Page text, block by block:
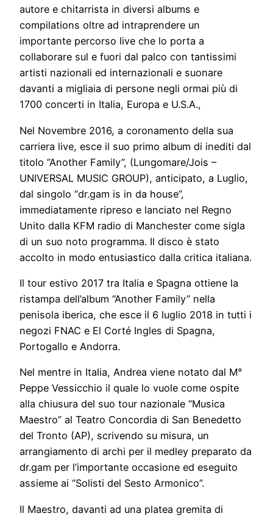
autore e chitarrista in diversi albums e
compilations oltre ad intraprendere un
importante percorso live che lo porta a
collaborare sul e fuori dal palco con tantissimi
artisti nazionali ed internazionali e suonare
davanti a migliaia di persone negli ormai più di
1700 concerti in Italia, Europa e U.S.A.,
Nel Novembre 2016, a coronamento della sua
carriera live, esce il suo primo album di inediti dal
titolo ”Another Family”, (Lungomare/Jois –
UNIVERSAL MUSIC GROUP), anticipato, a Luglio,
dal singolo “dr.gam is in da house”,
immediatamente ripreso e lanciato nel Regno
Unito dalla KFM radio di Manchester come sigla
di un suo noto programma. Il disco è stato
accolto in modo entusiastico dalla critica italiana.
Il tour estivo 2017 tra Italia e Spagna ottiene la
ristampa dell’album “Another Family” nella
penisola iberica, che esce il 6 luglio 2018 in tutti i
negozi FNAC e El Corté Ingles di Spagna,
Portogallo e Andorra.
Nel mentre in Italia, Andrea viene notato dal M°
Peppe Vessicchio il quale lo vuole come ospite
alla chiusura del suo tour nazionale “Musica
Maestro” al Teatro Concordia di San Benedetto
del Tronto (AP), scrivendo su misura, un
arrangiamento di archi per il medley preparato da
dr.gam per l’importante occasione ed eseguito
assieme ai “Solisti del Sesto Armonico”.
Il Maestro, davanti ad una platea gremita di